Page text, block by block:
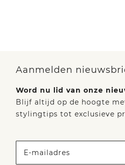
Aanmelden
Word nu lid van onze
Blijf altijd op de hoogte
stylingtips tot exclusieve
E-mailadres